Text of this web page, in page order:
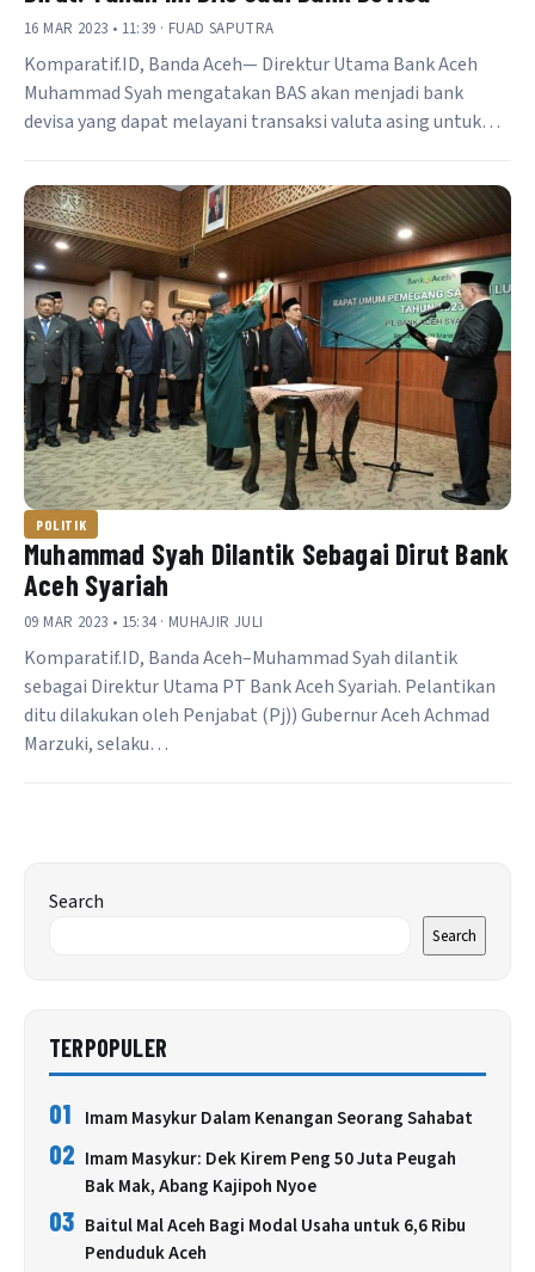
16 MAR 2023 • 11:39 · FUAD SAPUTRA
Komparatif.ID, Banda Aceh— Direktur Utama Bank Aceh
Muhammad Syah mengatakan BAS akan menjadi bank
devisa yang dapat melayani transaksi valuta asing untuk…
POLITIK
Muhammad Syah Dilantik Sebagai Dirut Bank
Aceh Syariah
09 MAR 2023 • 15:34 · MUHAJIR JULI
Komparatif.ID, Banda Aceh–Muhammad Syah dilantik
sebagai Direktur Utama PT Bank Aceh Syariah. Pelantikan
ditu dilakukan oleh Penjabat (Pj)) Gubernur Aceh Achmad
Marzuki, selaku…
Search
Search
TERPOPULER
01 Imam Masykur Dalam Kenangan Seorang Sahabat
02 Imam Masykur: Dek Kirem Peng 50 Juta Peugah
Bak Mak, Abang Kajipoh Nyoe
03 Baitul Mal Aceh Bagi Modal Usaha untuk 6,6 Ribu
Penduduk Aceh